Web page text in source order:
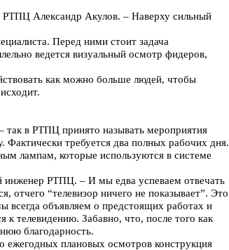
РТПЦ Александр Акулов. – Наверху сильный
Перед ними стоит задача
ведется визуальный осмотр фидеров,
как можно больше людей, чтобы
так в РТПЦ принято называть мероприятия
Фактически требуется два полных рабочих дня.
лампам, которые используются в системе
инженер РТПЦ. – И мы едва успеваем отвечать
отчего “телевизор ничего не показывает”. Это
всегда объявляем о предстоящих работах и
к телевидению. Забавно, что, после того как
благодарность.
плановых осмотров конструкция